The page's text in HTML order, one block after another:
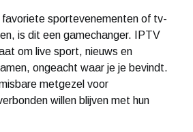
favoriete sportevenementen of tv-
is dit een gamechanger. IPTV
om live sport, nieuws en
ongeacht waar je je bevindt.
metgezel voor
willen blijven met hun